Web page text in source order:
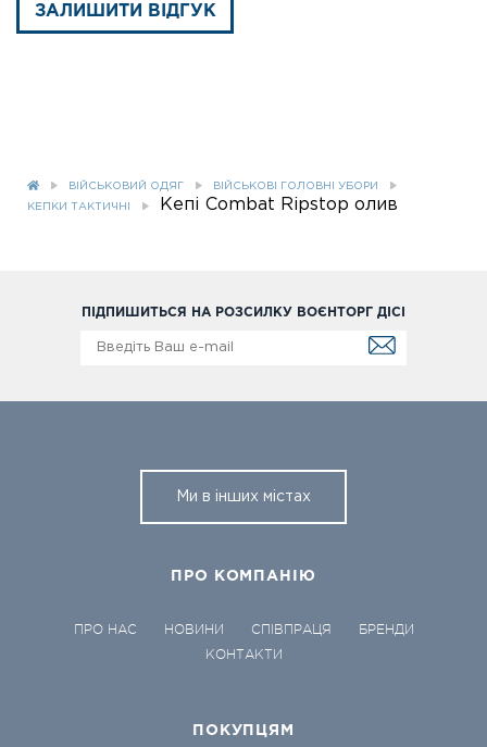
ЗАЛИШИТИ ВІДГУК
ВІЙСЬКОВИЙ ОДЯГ ВІЙСЬКОВІ ГОЛОВНІ УБОРИ
КЕПКИ ТАКТИЧНІ Кепі Combat Ripstop олив
ПІДПИШИТЬСЯ НА РОЗСИЛКУ ВОЄНТОРГ ДІСІ
Ми в інших містах
ПРО КОМПАНІЮ
ПРО НАС НОВИНИ СПІВПРАЦЯ
БРЕНДИ
КОНТАКТИ
ПОКУПЦЯМ